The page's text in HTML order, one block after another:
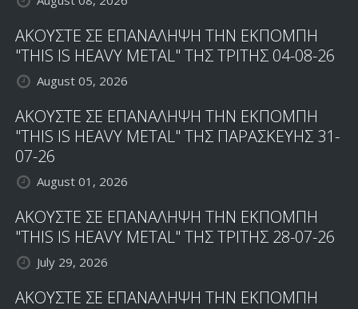
ΑΚΟΥΣΤΕ ΣΕ ΕΠΑΝΑΛΗΨΗ ΤΗΝ ΕΚΠΟΜΠΗ
"THIS IS HEAVY METAL" ΤΗΣ ΤΡΙΤΗΣ 04-08-26
August 05, 2026
ΑΚΟΥΣΤΕ ΣΕ ΕΠΑΝΑΛΗΨΗ ΤΗΝ ΕΚΠΟΜΠΗ
"THIS IS HEAVY METAL" ΤΗΣ ΠΑΡΑΣΚΕΥΗΣ 31-
07-26
August 01, 2026
ΑΚΟΥΣΤΕ ΣΕ ΕΠΑΝΑΛΗΨΗ ΤΗΝ ΕΚΠΟΜΠΗ
"THIS IS HEAVY METAL" ΤΗΣ ΤΡΙΤΗΣ 28-07-26
July 29, 2026
ΑΚΟΥΣΤΕ ΣΕ ΕΠΑΝΑΛΗΨΗ ΤΗΝ ΕΚΠΟΜΠΗ